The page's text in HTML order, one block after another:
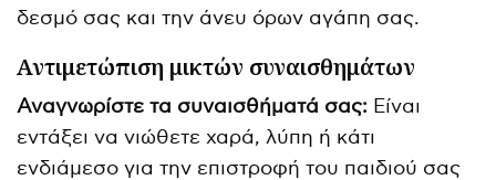
δεσμό σας και την άνευ όρων αγάπη σας.
Αντιμετώπιση μικτών συναισθημάτων
Αναγνωρίστε τα συναισθήματά σας: Είναι
εντάξει να νιώθετε χαρά, λύπη ή κάτι
ενδιάμεσο για την επιστροφή του παιδιού σας